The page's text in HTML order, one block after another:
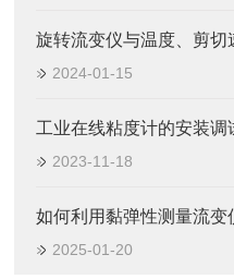
旋转流变仪与温度、剪
2024-01-15
工业在线粘度计的安装
2023-11-18
如何利用黏弹性测量流变
2025-01-20